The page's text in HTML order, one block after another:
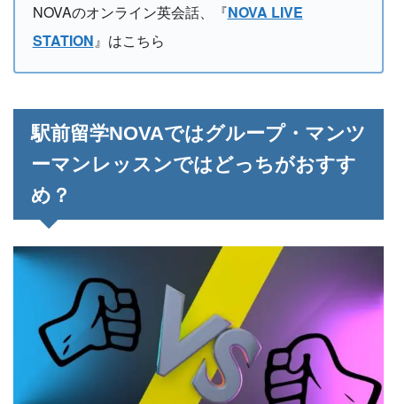
NOVAのオンライン英会話、『NOVA LIVE
STATION』はこちら
駅前留学NOVAではグループ・マンツ
ーマンレッスンではどっちがおすす
め？